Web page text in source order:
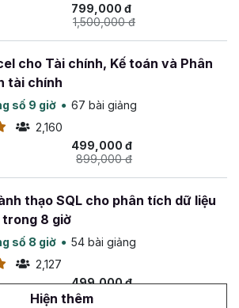
799,000 đ
1,500,000 đ
cho Tài chính, Kế toán và Phân
tài chính
số 9 giờ
67 bài giảng
2,160
499,000 đ
899,000 đ
thạo SQL cho phân tích dữ liệu
trong 8 giờ
số 8 giờ
54 bài giảng
2,127
499,000 đ
1,500,000 đ
Hiện thêm